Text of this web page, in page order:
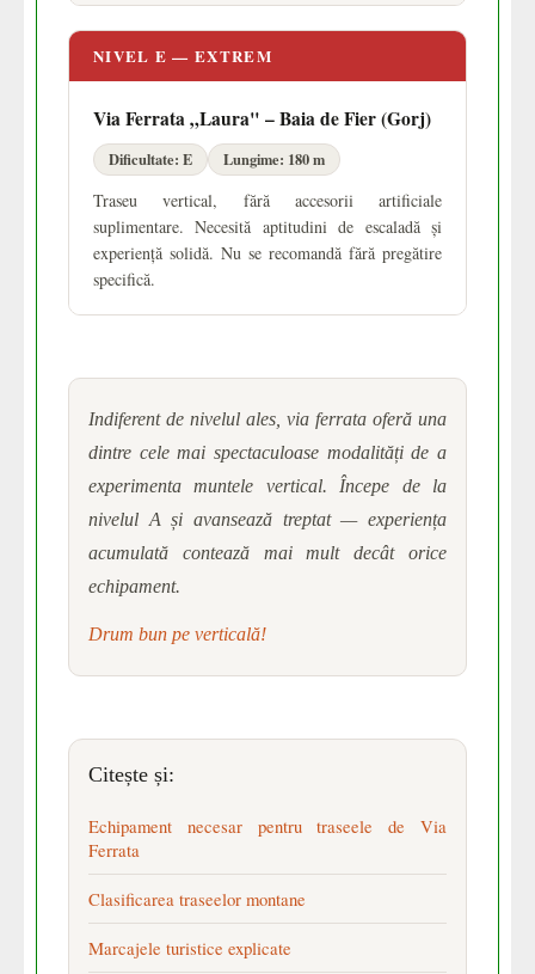
NIVEL E — EXTREM
Via Ferrata „Laura" – Baia de Fier (Gorj)
Dificultate: E Lungime: 180 m
Traseu vertical, fără accesorii artificiale
suplimentare. Necesită aptitudini de escaladă și
experiență solidă. Nu se recomandă fără pregătire
specifică.
Indiferent de nivelul ales, via ferrata oferă una
dintre cele mai spectaculoase modalități de a
experimenta muntele vertical. Începe de la
nivelul A și avansează treptat — experiența
acumulată contează mai mult decât orice
echipament.
Drum bun pe verticală!
Citește și:
Echipament necesar pentru traseele de Via
Ferrata
Clasificarea traseelor montane
Marcajele turistice explicate